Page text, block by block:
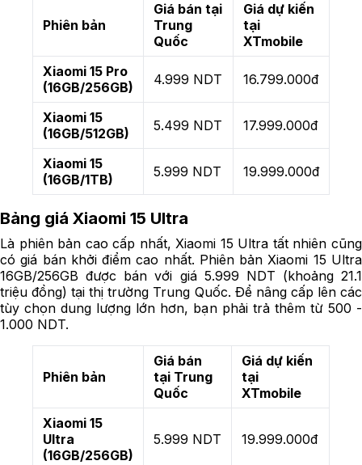
Phiên bản
Giá bán tại
Trung
Quốc
Giá dự kiến
tại
XTmobile
Xiaomi 15 Pro
(16GB/256GB)
4.999 NDT 16.799.000đ
Xiaomi 15
(16GB/512GB)
5.499 NDT 17.999.000đ
Xiaomi 15
(16GB/1TB)
5.999 NDT 19.999.000đ
Bảng giá Xiaomi 15 Ultra
Là phiên bản cao cấp nhất, Xiaomi 15 Ultra tất nhiên cũng
có giá bán khởi điểm cao nhất. Phiên bản Xiaomi 15 Ultra
16GB/256GB được bán với giá 5.999 NDT (khoảng 21.1
triệu đồng) tại thị trường Trung Quốc. Để nâng cấp lên các
tùy chọn dung lượng lớn hơn, bạn phải trả thêm từ 500 -
1.000 NDT.
Phiên bản
Giá bán
tại Trung
Quốc
Giá dự kiến
tại
XTmobile
Xiaomi 15
Ultra
(16GB/256GB)
5.999 NDT 19.999.000đ